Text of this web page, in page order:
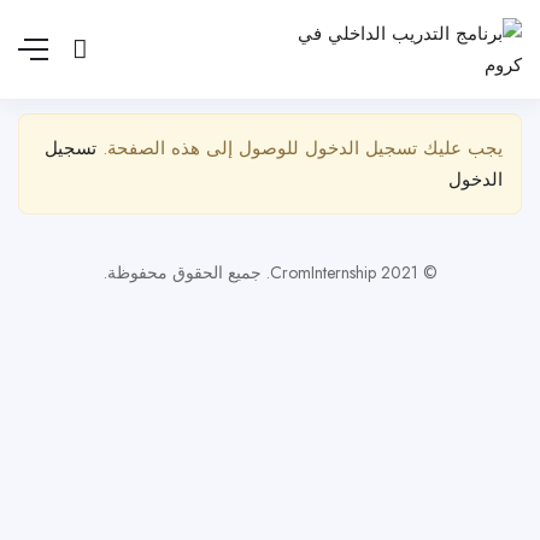
إظهار الشريط الجانبي
يجب عليك تسجيل الدخول للوصول إلى هذه الصفحة. تسجيل
الدخول
© 2021 CromInternship. جميع الحقوق محفوظة.